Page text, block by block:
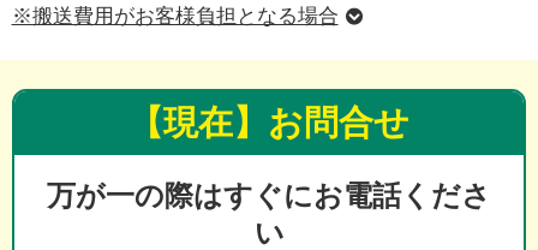
※搬送費用がお客様負担となる場合
【現在】お問合せ
万が一の際はすぐにお電話くださ
い